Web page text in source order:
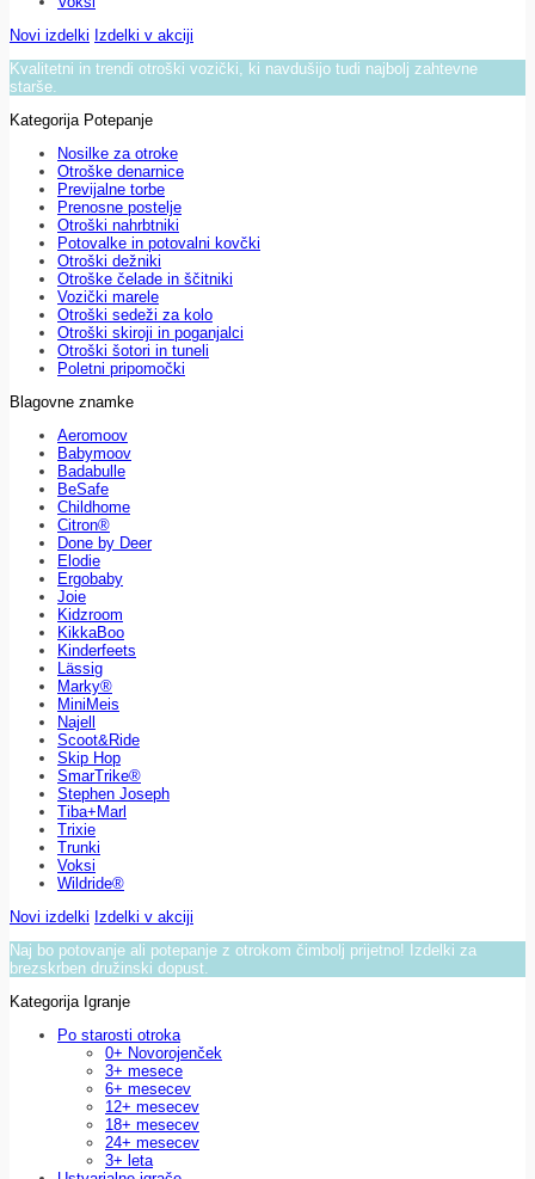
Novi izdelki Izdelki v akciji
Kvalitetni in trendi otroški vozički, ki navdušijo tudi najbolj zahtevne
starše.
Kategorija Potepanje
Nosilke za otroke
Otroške denarnice
Previjalne torbe
Prenosne postelje
Otroški nahrbtniki
Potovalke in potovalni kovčki
Otroški dežniki
Otroške čelade in ščitniki
Vozički marele
Otroški sedeži za kolo
Otroški skiroji in poganjalci
Otroški šotori in tuneli
Poletni pripomočki
Blagovne znamke
Aeromoov
Babymoov
Badabulle
BeSafe
Childhome
Citron®
Done by Deer
Elodie
Ergobaby
Joie
Kidzroom
KikkaBoo
Kinderfeets
Lässig
Marky®
MiniMeis
Najell
Scoot&Ride
Skip Hop
SmarTrike®
Stephen Joseph
Tiba+Marl
Trixie
Trunki
Voksi
Wildride®
Novi izdelki Izdelki v akciji
Naj bo potovanje ali potepanje z otrokom čimbolj prijetno! Izdelki za
brezskrben družinski dopust.
Kategorija Igranje
Po starosti otroka
0+ Novorojenček
3+ mesece
6+ mesecev
12+ mesecev
18+ mesecev
24+ mesecev
3+ leta